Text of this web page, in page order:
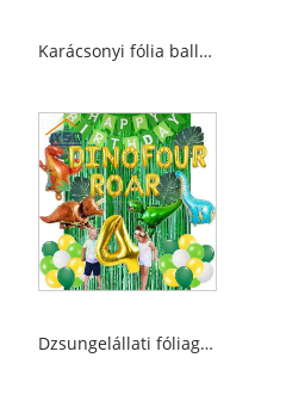
Karácsonyi fólia ballon
Dzsungelállati fóliagérlók